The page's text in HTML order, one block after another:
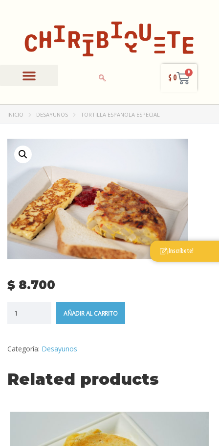
$ 0
0
INICIO DESAYUNOS TORTILLA ESPAÑOLA ESPECIAL
$ 8.700
AÑADIR AL CARRITO
Categoría: Desayunos
Related products
¡Inscríbete!